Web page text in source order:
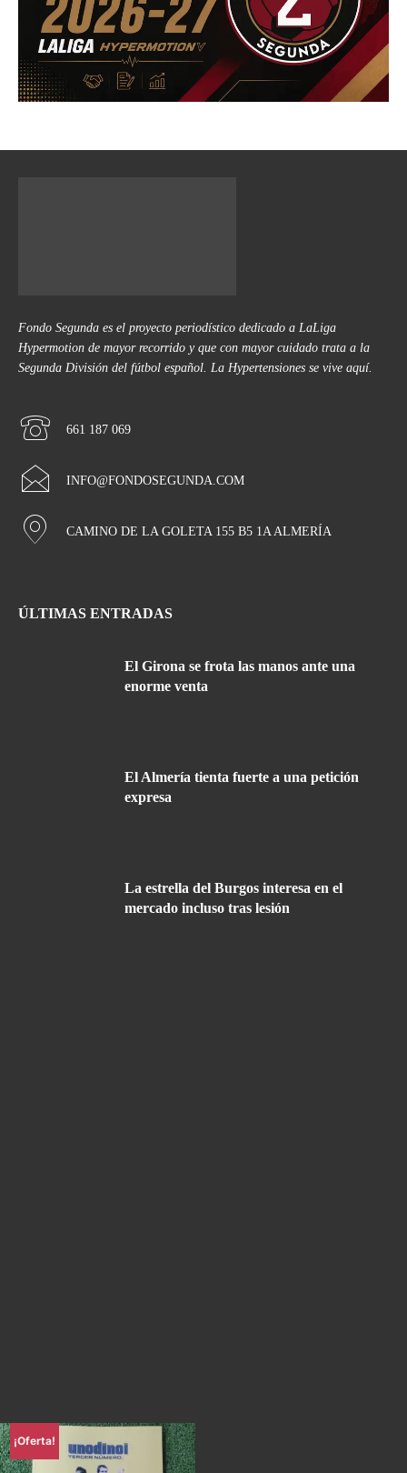
Fondo Segunda es el proyecto periodístico dedicado a LaLiga
Hypermotion de mayor recorrido y que con mayor cuidado trata a la
Segunda División del fútbol español. La Hypertensiones se vive aquí.
661 187 069
INFO@FONDOSEGUNDA.COM
CAMINO DE LA GOLETA 155 B5 1A ALMERÍA
ÚLTIMAS ENTRADAS
El Girona se frota las manos ante una
enorme venta
El Almería tienta fuerte a una petición
expresa
La estrella del Burgos interesa en el
mercado incluso tras lesión
¡Oferta!